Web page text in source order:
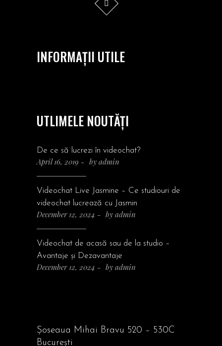
INFORMAȚII UTILE
UTLIMELE NOUTĂȚI
De ce să lucrezi în videochat?
April 16, 2019 by admin
Videochat Live Jasmine – Ce studiouri de
videochat lucrează cu Jasmin
December 12, 2024 by admin
Videochat de acasă sau de la studio –
Avantaje și Dezavantaje
December 12, 2024 by admin
Șoseaua Mihai Bravu 520 – 530C
București